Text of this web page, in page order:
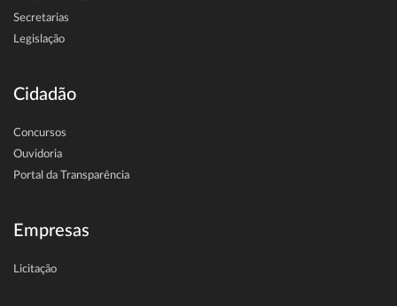
Secretarias
Legislação
Cidadão
Concursos
Ouvidoria
Portal da Transparência
Empresas
Licitação